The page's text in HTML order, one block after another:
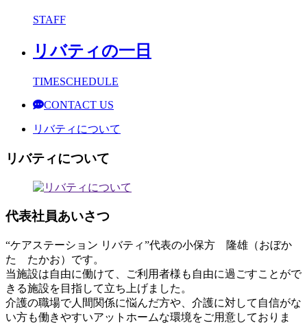
STAFF
リバティの一日
TIMESCHEDULE
CONTACT US
リバティについて
リバティについて
代表社員あいさつ
“ケアステーション リバティ”代表の小保方 隆雄（おぼか
た たかお）です。
当施設は自由に働けて、ご利用者様も自由に過ごすことがで
きる施設を目指して立ち上げました。
介護の職場で人間関係に悩んだ方や、介護に対して自信がな
い方も働きやすいアットホームな環境をご用意しておりま